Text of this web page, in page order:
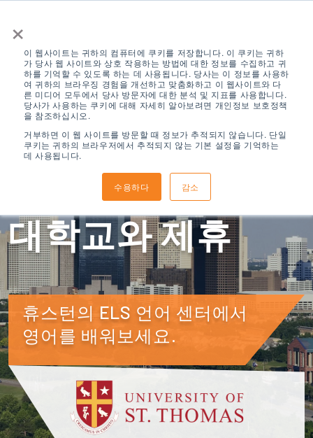
×
이 웹사이트는 귀하의 컴퓨터에 쿠키를 저장합니다. 이 쿠키는 귀하
가 당사 웹 사이트와 상호 작용하는 방법에 대한 정보를 수집하고 귀
하를 기억할 수 있도록 하는 데 사용됩니다. 당사는 이 정보를 사용하
여 귀하의 브라우징 경험을 개선하고 맞춤화하고 이 웹사이트와 다
른 미디어 모두에서 당사 방문자에 대한 분석 및 지표를 사용합니다.
당사가 사용하는 쿠키에 대해 자세히 알아보려면 개인정보 보호정책
을 참조하십시오.
거부하면 이 웹 사이트를 방문할 때 정보가 추적되지 않습니다. 단일
쿠키는 귀하의 브라우저에서 추적되지 않는 기본 설정을 기억하는
데 사용됩니다.
수용하다 감소
ELS 휴스턴, 텍사
스, 세인트 토마스
대학교와 제휴
휴스턴의 ELS 언어 센터에서
영어를 배워보세요.